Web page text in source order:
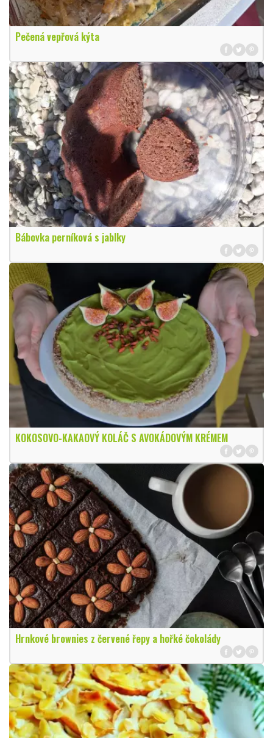
Pečená vepřová kýta
Bábovka perníková s jablky
KOKOSOVO-KAKAOVÝ KOLÁČ S AVOKÁDOVÝM KRÉMEM
Hrnkové brownies z červené řepy a hořké čokolády